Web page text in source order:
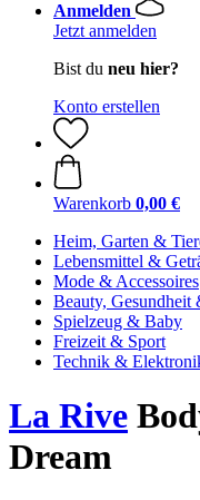
Anmelden
Jetzt anmelden
Bist du neu hier?
Konto erstellen
Warenkorb 0,00 €
Heim, Garten &
Lebensmittel &
Mode & Accessoires
Beauty, Gesundheit
Spielzeug & Baby
Freizeit & Sport
Technik &
La Rive
Dream